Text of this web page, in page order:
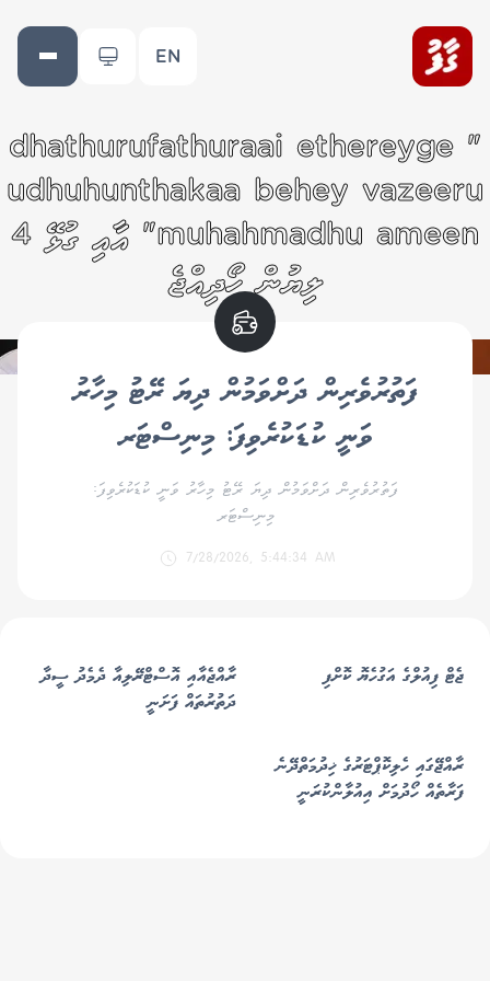
EN
" dhathurufathuraai ethereyge
udhuhunthakaa behey vazeeru
muhahmadhu ameen" އާއި ގުޅޭ 4
ލިޔުން ހޯދިއްޖެ
ފަތުރުވެރިން ދަށްވަމުން ދިޔަ ރޭޓު މިހާރު
ވަނީ ކުޑަކުރެވިފަ: މިނިސްޓަރ
ފަތުރުވެރިން ދަށްވަމުން ދިޔަ ރޭޓު މިހާރު ވަނީ ކުޑަކުރެވިފަ:
މިނިސްޓަރ
7/28/2026, 5:44:34 AM
ޖެޓް ފިއުލްގެ އަގުހެޔޮ ކޮށްފި
ރާއްޖެއާއި އޮސްޓްރޭލިއާ ދެމެދު ސީދާ
ދަތުރުތައް ފަށަނީ
ރާއްޖޭގައި ހެލިކޮޕްޓަރުގެ ޚިދުމަތްދޭނެ
ފަރާތެއް ހޯދުމަށް އިއުލާންކުރަނީ